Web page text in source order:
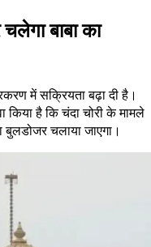
बाबा का
में सक्रियता बढ़ा दी है।
है कि चंदा चोरी के मामले
बुलडोजर चलाया जाएगा।